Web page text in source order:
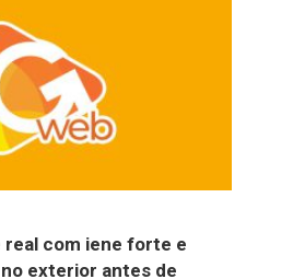
real com iene forte e
exterior antes de